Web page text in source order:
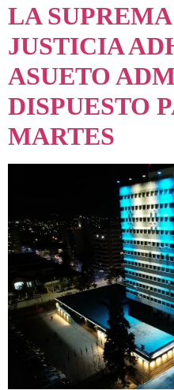
LA
JUSTICIA
ASUETO
DISPUESTO
MARTES